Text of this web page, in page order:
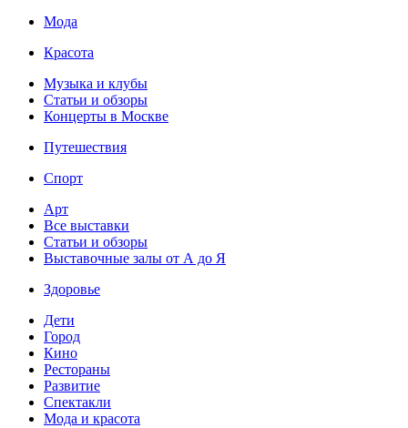
Мода
Красота
Музыка и клубы
Статьи и обзоры
Концерты в Москве
Путешествия
Спорт
Арт
Все выставки
Статьи и обзоры
Выставочные залы от А до Я
Здоровье
Дети
Город
Кино
Рестораны
Развитие
Спектакли
Мода и красота